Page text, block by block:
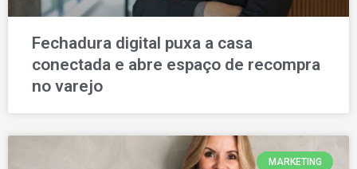
Fechadura digital puxa a casa
conectada e abre espaço de recompra
no varejo
MARKETING